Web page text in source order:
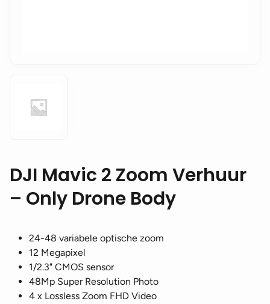
DJI Mavic 2 Zoom Verhuur
– Only Drone Body
24-48 variabele optische zoom
12 Megapixel
1/2.3" CMOS sensor
48Mp Super Resolution Photo
4 x Lossless Zoom FHD Video